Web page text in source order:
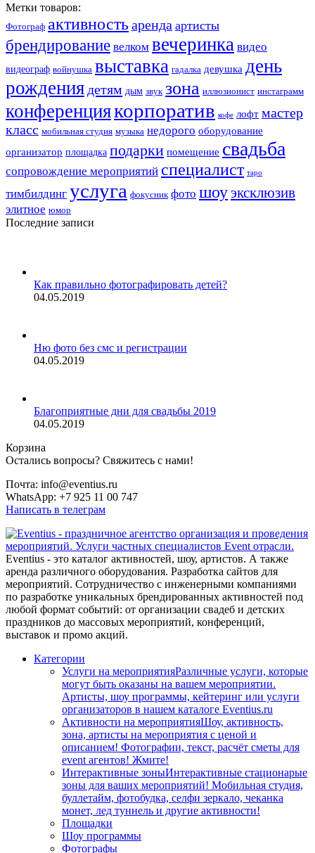
Метки товаров:
Фотограф активностьаренда артисты
брендирование велком вечеринка видео
видеограф войнушка выставка гадалка девушка день
рождения детям дым звук зона иллюзионист инстаграмм
конференциякорпоратив кофе лофт мастер
класс мобильная студия музыка недорого оборудование
организатор площадка подарки помещение свадьба
сопровождение мероприятий специалист таро
тимбилдинг услуга фокусник фото шоу эксклюзив
элитное юмор
Последние записи
Как правильно фотографировать детей?
04.05.2019
Ню фото без смс и регистрации
04.05.2019
Благоприятные дни для свадьбы 2019
04.05.2019
Корзина
Остались вопросы? Свяжитесь с нами!
Почта: info@eventius.ru
WhatsApp: +7 925 11 00 747
Написать в телеграм
Eventius - это каталог активностей, шоу, артистов. А также
аренда различного оборудования. Разработка сайтов для
мероприятий. Сотрудничество с инженерными компаниями
по разработке уникальных брендированных активностей под
любой формат событий: от организации свадеб и детских
праздников до массовых мероприятий, конференций,
выставок и промо акций.
Категории
Услуги на мероприятияРазличные услуги, которые
могут быть оказаны на вашем мероприятии.
Артисты, шоу программы, кейтеринг или услуги
организаторов в нашем каталоге Eventius.ru
Активности на мероприятияШоу, активность,
зона, артисты на мероприятия с ценой и
описанием! Фотографии, текст, расчёт сметы для
event агентов! Жмите!
Интерактивные зоныИнтерактивные стационарые
зоны для ваших мероприятий! Мобильная студия,
буллетайм, фотобудка, селфи зеркало, чеканка
монет, лед туннель и другие активности!
Площадки
Шоу программы
Фотографы